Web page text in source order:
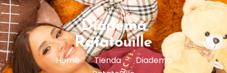
Diadema
Ratatouille
Home Tienda
Diadema